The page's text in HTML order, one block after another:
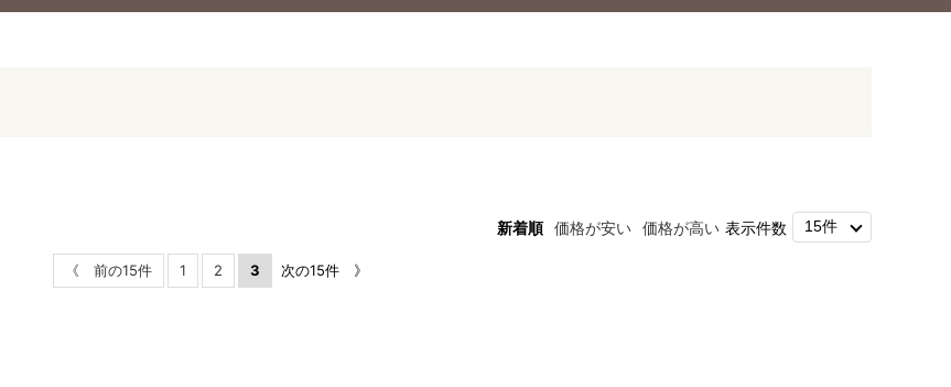
新着順 価格が安い 価格が高い 表示件数
《 前の15件 1 2 3 次の15件 》